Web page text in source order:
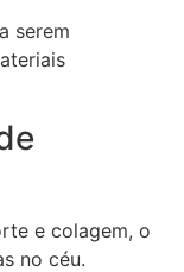
serem
e colagem, o
no céu.